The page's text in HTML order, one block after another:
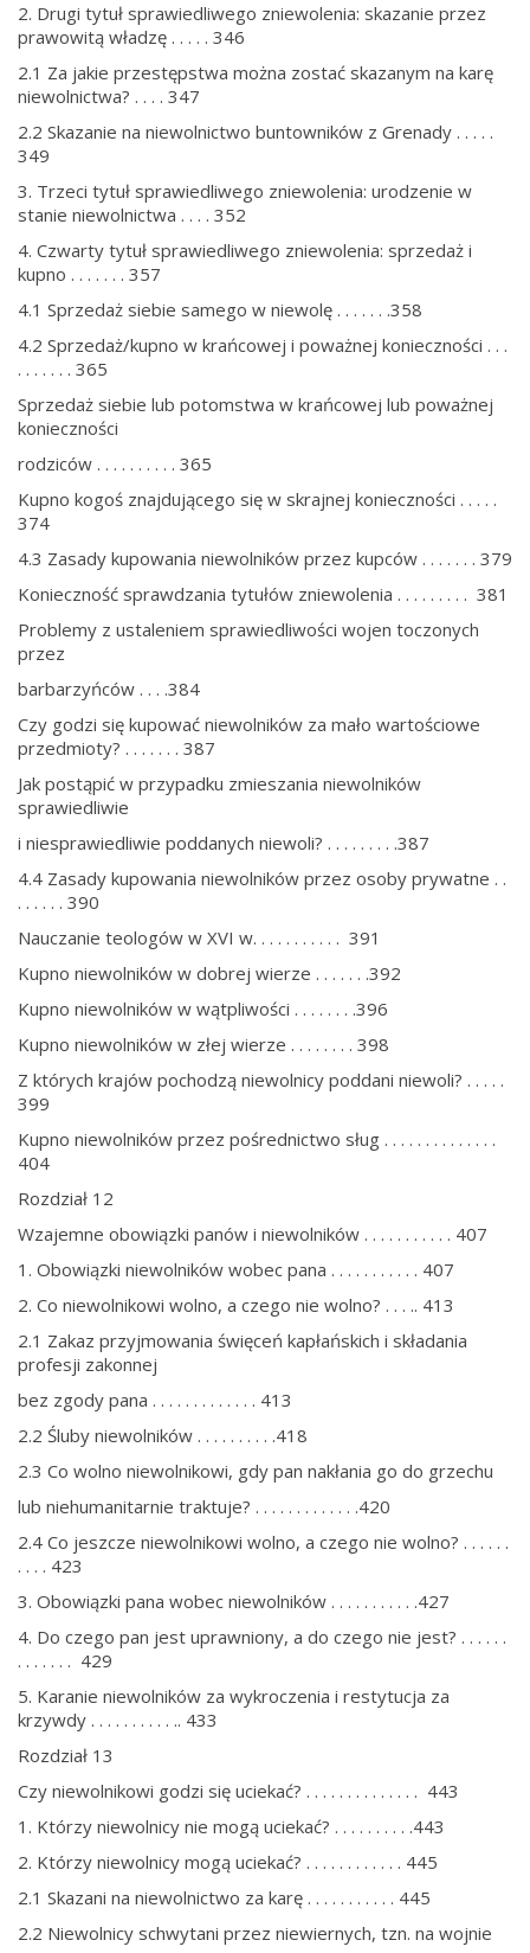
2. Drugi tytuł sprawiedliwego zniewolenia: skazanie przez
prawowitą władzę . . . . . 346
2.1 Za jakie przestępstwa można zostać skazanym na karę
niewolnictwa? . . . . 347
2.2 Skazanie na niewolnictwo buntowników z Grenady . . . . .
349
3. Trzeci tytuł sprawiedliwego zniewolenia: urodzenie w
stanie niewolnictwa . . . . 352
4. Czwarty tytuł sprawiedliwego zniewolenia: sprzedaż i
kupno . . . . . . . 357
4.1 Sprzedaż siebie samego w niewolę . . . . . . .358
4.2 Sprzedaż/kupno w krańcowej i poważnej konieczności . . .
. . . . . . . 365
Sprzedaż siebie lub potomstwa w krańcowej lub poważnej
konieczności
rodziców . . . . . . . . . . 365
Kupno kogoś znajdującego się w skrajnej konieczności . . . . .
374
4.3 Zasady kupowania niewolników przez kupców . . . . . . . 379
Konieczność sprawdzania tytułów zniewolenia . . . . . . . . . 381
Problemy z ustaleniem sprawiedliwości wojen toczonych
przez
barbarzyńców . . . .384
Czy godzi się kupować niewolników za mało wartościowe
przedmioty? . . . . . . . 387
Jak postąpić w przypadku zmieszania niewolników
sprawiedliwie
i niesprawiedliwie poddanych niewoli? . . . . . . . . .387
4.4 Zasady kupowania niewolników przez osoby prywatne . .
. . . . . . 390
Nauczanie teologów w XVI w. . . . . . . . . . . 391
Kupno niewolników w dobrej wierze . . . . . . .392
Kupno niewolników w wątpliwości . . . . . . . .396
Kupno niewolników w złej wierze . . . . . . . . 398
Z których krajów pochodzą niewolnicy poddani niewoli? . . . . .
399
Kupno niewolników przez pośrednictwo sług . . . . . . . . . . . . . .
404
Rozdział 12
Wzajemne obowiązki panów i niewolników . . . . . . . . . . . 407
1. Obowiązki niewolników wobec pana . . . . . . . . . . . 407
2. Co niewolnikowi wolno, a czego nie wolno? . . . .. 413
2.1 Zakaz przyjmowania święceń kapłańskich i składania
profesji zakonnej
bez zgody pana . . . . . . . . . . . . . 413
2.2 Śluby niewolników . . . . . . . . . .418
2.3 Co wolno niewolnikowi, gdy pan nakłania go do grzechu
lub niehumanitarnie traktuje? . . . . . . . . . . . . .420
2.4 Co jeszcze niewolnikowi wolno, a czego nie wolno? . . . . . .
. . . . 423
3. Obowiązki pana wobec niewolników . . . . . . . . . . .427
4. Do czego pan jest uprawniony, a do czego nie jest? . . . . . .
. . . . . . . 429
5. Karanie niewolników za wykroczenia i restytucja za
krzywdy . . . . . . . . . . .. 433
Rozdział 13
Czy niewolnikowi godzi się uciekać? . . . . . . . . . . . . . . 443
1. Którzy niewolnicy nie mogą uciekać? . . . . . . . . . .443
2. Którzy niewolnicy mogą uciekać? . . . . . . . . . . . . 445
2.1 Skazani na niewolnictwo za karę . . . . . . . . . . . 445
2.2 Niewolnicy schwytani przez niewiernych, tzn. na wojnie